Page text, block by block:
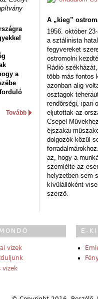
a
Tovább
A „kieg”
1956. október
a sztálinista
fegyvereket
ostromolni
Rádió
több más fontos
azonban alig
osztagok
rendőrségi, ipari
eljutottak az
Csepel
éjszakai
dolgozók közül
az, hogy a
szemlélte az
helyzetben sem
kívülállóként
szerző.
vizek
vizek
E-